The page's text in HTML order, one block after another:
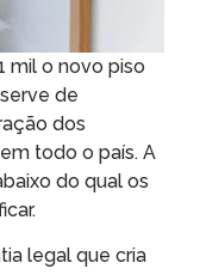
mil o novo piso
de
dos
todo o país. A
do qual os
legal que cria